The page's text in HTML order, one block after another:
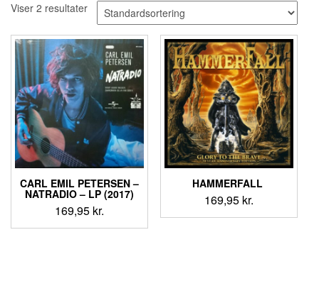
Viser 2 resultater
CARL EMIL PETERSEN –
NATRADIO – LP (2017)
169,95 kr.
HAMMERFALL ‎
169,95 kr.